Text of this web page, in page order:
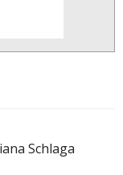
Schlaga